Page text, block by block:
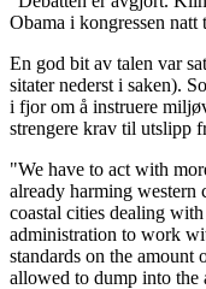
Obama i kongressen
En god bit av talen var
sitater nederst i saken).
i fjor om å instruere
strengere krav til utslipp
"We have to act with
already harming
coastal cities dealing
administration to work
standards on the
allowed to dump into the